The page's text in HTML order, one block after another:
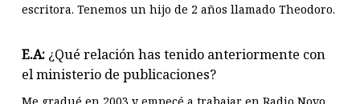
escritora. Tenemos un hijo de 2 años llamado Theodoro.
E.A: ¿Qué relación has tenido anteriormente con
el ministerio de publicaciones?